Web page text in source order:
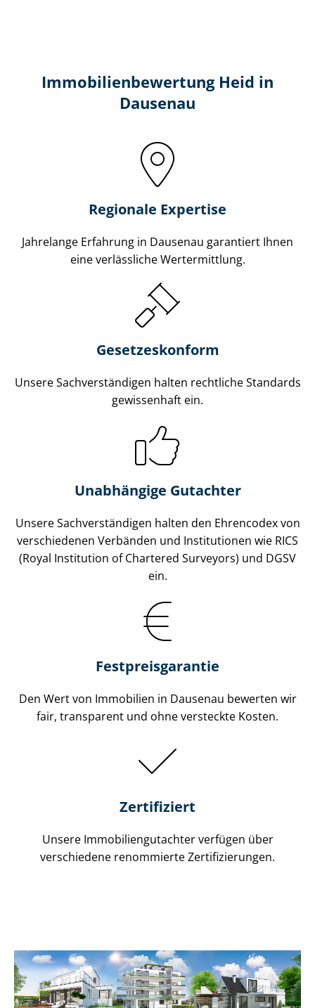
Immobilien­bewertung Heid in
Dausenau
Regionale Expertise
Jahrelange Erfahrung in Dausenau garantiert Ihnen
eine verlässliche Wertermittlung.
Gesetzes­konform
Unsere Sach­ver­stän­di­gen halten rechtliche Standards
gewissenhaft ein.
Unabhängige Gutachter
Unsere Sach­ver­stän­di­gen halten den Ehrencodex von
verschiedenen Verbänden und Institutionen wie RICS
(Royal Institution of Chartered Surveyors) und DGSV
ein.
Festpreis​garantie
Den Wert von Immobilien in Dausenau bewerten wir
fair, transparent und ohne versteckte Kosten.
Zertifiziert
Unsere Immobilien­gutachter verfügen über
verschiedene renommierte Zer­ti­fi­zie­run­gen.